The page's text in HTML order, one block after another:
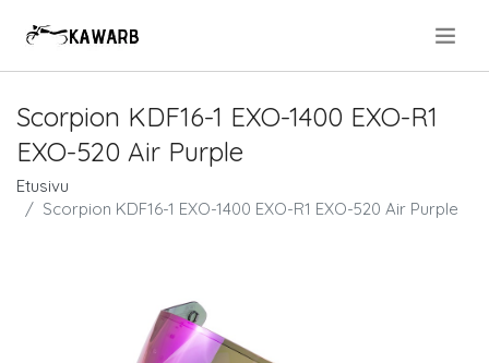
Scorpion KDF16-1 EXO-1400 EXO-R1
EXO-520 Air Purple
Etusivu
Scorpion KDF16-1 EXO-1400 EXO-R1 EXO-520 Air Purple